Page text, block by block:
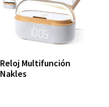
Reloj Multifunción
Nakles